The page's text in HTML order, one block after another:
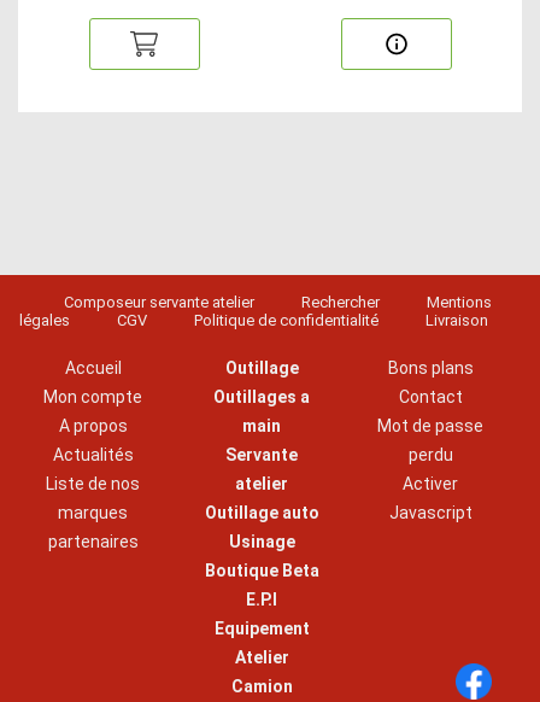
Composeur servante atelier Rechercher
Mentions
légales
CGV Politique de confidentialité Livraison
Accueil
Mon compte
A propos
Actualités
Liste de nos
marques
partenaires
Outillage
Outillages a
main
Servante
atelier
Outillage auto
Usinage
Boutique Beta
E.P.I
Equipement
Atelier
Camion
Bons plans
Contact
Mot de passe
perdu
Activer
Javascript